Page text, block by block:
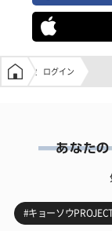
学生の窓口トップ
ログイン
#キョーソウ